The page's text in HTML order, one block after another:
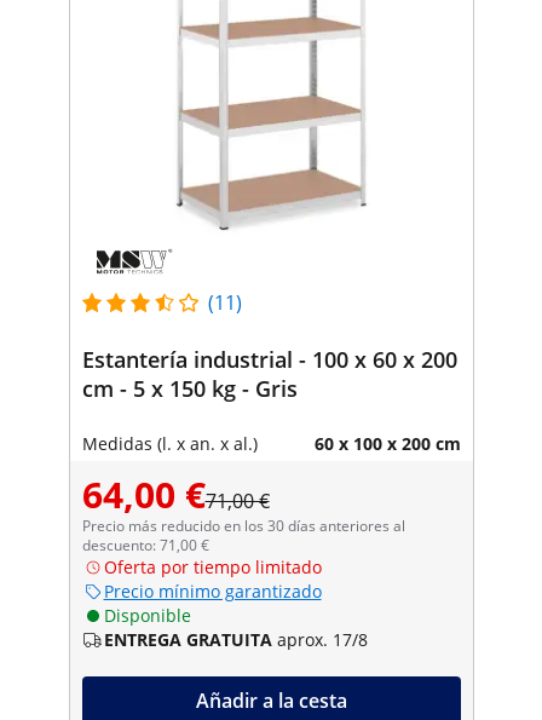
(11)
Estantería industrial - 100 x 60 x 200
cm - 5 x 150 kg - Gris
Medidas (l. x an. x al.) 60 x 100 x 200 cm
64,00 €71,00 €
Precio más reducido en los 30 días anteriores al
descuento: 71,00 €
Oferta por tiempo limitado
Precio mínimo garantizado
Disponible
ENTREGA GRATUITA aprox. 17/8
Añadir a la cesta